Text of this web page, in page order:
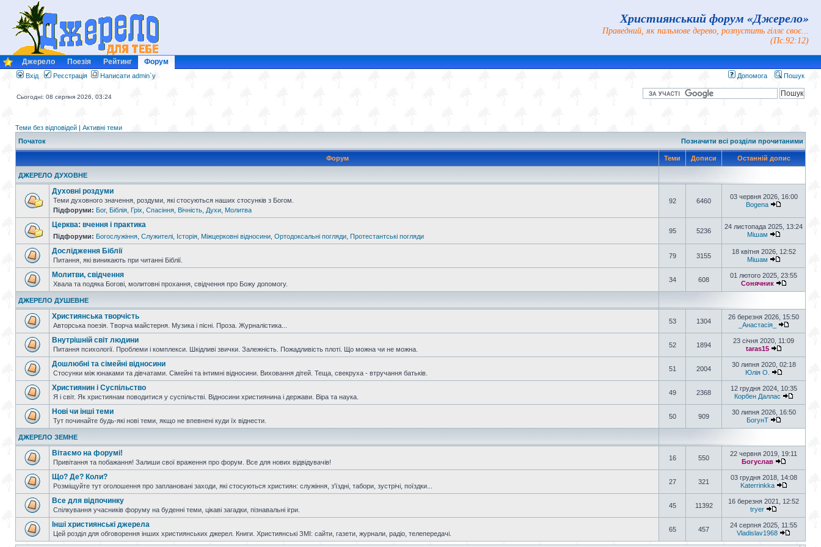
Християнський форум «Джерело»
Праведний, як пальмове дерево, розпустить гіллє своє...
(Пс.92:12)
Джерело Поезія Рейтинг Форум
Вхід Реєстрація Написати admin`у Допомога Пошук
Сьогодні: 08 серпня 2026, 03:24
Теми без відповідей | Активні теми
Початок
Позначити всі розділи прочитаними
Форум Теми Дописи Останній допис
ДЖЕРЕЛО ДУХОВНЕ
Духовні роздуми
Теми духовного значення, роздуми, які стосуються наших стосунків з Богом.
Підфоруми: Бог, Біблія Гріх Спасіння Вічність Духи Молитва
92 6460
03 червня 2026, 16:00
Bogena
Церква: вчення і практика
Підфоруми: Богослужіння Служителі Історія Міжцерковні відносини Ортодоксальні погляди Протестантські погляди
95 5236
24 листопада 2025, 13:24
Мішам
Дослідження Біблії
Питання, які виникають при читанні Біблії.
79 3155
18 квітня 2026, 12:52
Мішам
Молитви, свідчення
Хвала та подяка Богові, молитовні прохання, свідчення про Божу допомогу.
34 608
01 лютого 2025, 23:55
Сонячник
ДЖЕРЕЛО ДУШЕВНЕ
Християнська творчість
Авторська поезія. Творча майстерня. Музика і пісні. Проза. Журналістика...
53 1304
26 березня 2026, 15:50
_Анастасія_
Внутрішній світ людини
Питання психології. Проблеми і комплекси. Шкідливі звички. Залежність. Пожадливість плоті. Що можна чи не можна.
52 1894
23 січня 2020, 11:09
taras15
Дошлюбні та сімейні відносини
Стосунки між юнаками та дівчатами. Сімейні та інтимні відносини. Виховання дітей. Теща, свекруха - втручання батьків.
51 2004
30 липня 2020, 02:18
Юлія О.
Християнин і Суспільство
Я і світ. Як християнам поводитися у суспільстві. Відносини християнина і держави. Віра та наука.
49 2368
12 грудня 2024, 10:35
Корбен Даллас
Нові чи інші теми
Тут починайте будь-які нові теми, якщо не впевнені куди їх віднести.
50 909
30 липня 2026, 16:50
БогунТ
ДЖЕРЕЛО ЗЕМНЕ
Вітаємо на форумі!
Привітання та побажання! Залиши свої враження про форум. Все для нових відвідувачів!
16 550
22 червня 2019, 19:11
Богуслав
Що? Де? Коли?
Розміщуйте тут оголошення про заплановані заходи, які стосуються християн: служіння, з'їздні, табори, зустрічі, поїздки...
27 321
03 грудня 2018, 14:08
Katerrinkka
Все для відпочинку
Спілкування учасників форуму на буденні теми, цікаві загадки, пізнавальні ігри.
45 11392
16 березня 2021, 12:52
tryer
Інші християнські джерела
Цей розділ для обговорення інших християнських джерел. Книги. Християнські ЗМІ: сайти, газети, журнали, радіо, телепередачі.
65 457
24 серпня 2025, 11:55
Vladislav1968